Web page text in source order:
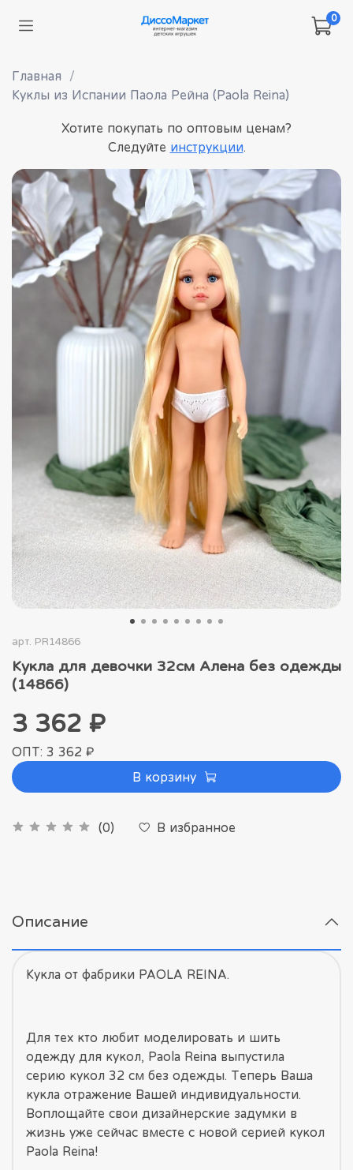
0
Главная
Куклы из Испании Паола Рейна (Paola Reina)
Хотите покупать по оптовым ценам?
Следуйте инструкции.
арт. PR14866
Кукла для девочки 32см Алена без одежды
(14866)
(0) В избранное
3 362 ₽
ОПТ: 3 362 ₽
В корзину
Описание
Кукла от фабрики PAOLA REINA.
Для тех кто любит моделировать и шить
одежду для кукол, Paola Reina выпустила
серию кукол 32 см без одежды. Теперь Ваша
кукла отражение Вашей индивидуальности.
Воплощайте свои дизайнерские задумки в
жизнь уже сейчас вместе с новой серией кукол
Paola Reina!